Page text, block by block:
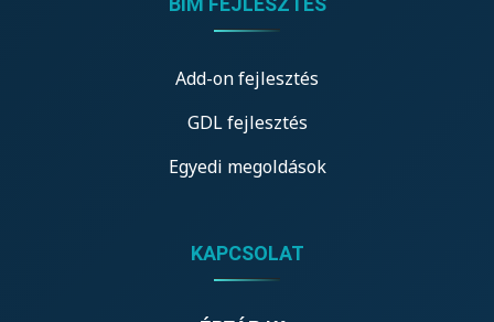
Add-on fejlesztés
GDL fejlesztés
Egyedi megoldások
KAPCSOLAT